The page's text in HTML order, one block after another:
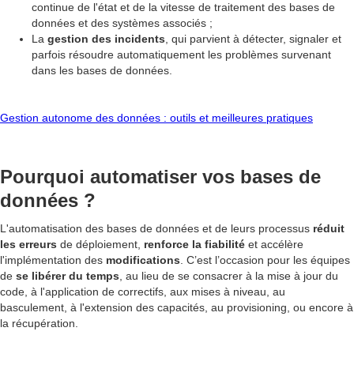
continue de l'état et de la vitesse de traitement des bases de
données et des systèmes associés ;
La gestion des incidents , qui parvient à détecter, signaler et
parfois résoudre automatiquement les problèmes survenant
dans les bases de données.
Gestion autonome des données : outils et meilleures pratiques
Pourquoi automatiser vos bases de
données ?
L'automatisation des bases de données et de leurs processus réduit
les erreurs de déploiement, renforce la fiabilité et accélère
l'implémentation des modifications . C’est l’occasion pour les équipes
de se libérer du temps , au lieu de se consacrer à la mise à jour du
code, à l'application de correctifs, aux mises à niveau, au
basculement, à l'extension des capacités, au provisioning, ou encore à
la récupération.